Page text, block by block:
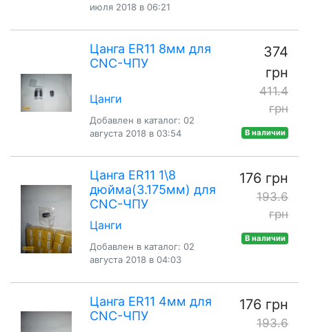
июля 2018 в 06:21
Цанга ER11 8мм для
CNC-ЧПУ
Цанги
Добавлен в каталог: 02
августа 2018 в 03:54
374
грн
411.4
грн
В наличии
Цанга ER11 1\8
дюйма(3.175мм) для
CNC-ЧПУ
Цанги
Добавлен в каталог: 02
августа 2018 в 04:03
176 грн
193.6
грн
В наличии
Цанга ER11 4мм для
CNC-ЧПУ
176 грн
193.6